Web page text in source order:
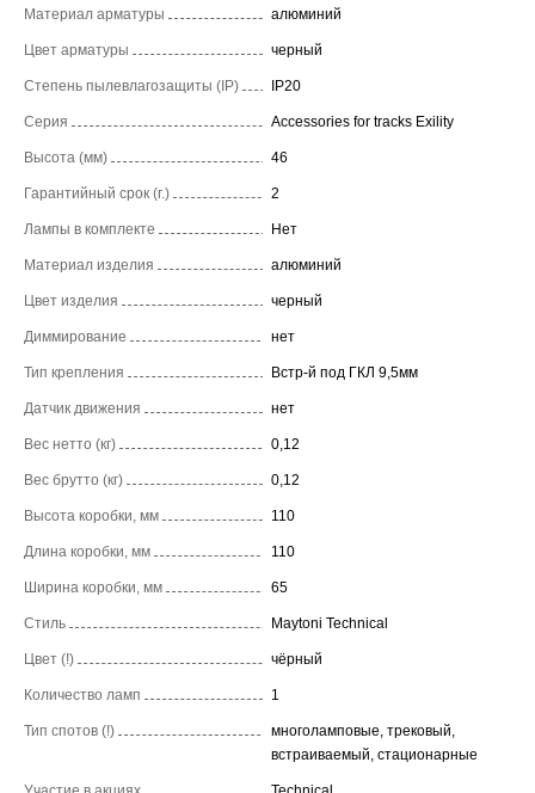
Материал арматуры алюминий
Цвет арматуры черный
Степень пылевлагозащиты (IP) IP20
Серия Accessories for tracks Exility
Высота (мм) 46
Гарантийный срок (г.) 2
Лампы в комплекте Нет
Материал изделия алюминий
Цвет изделия черный
Диммирование нет
Тип крепления Встр-й под ГКЛ 9,5мм
Датчик движения нет
Вес нетто (кг) 0,12
Вес брутто (кг) 0,12
Высота коробки, мм 110
Длина коробки, мм 110
Ширина коробки, мм 65
Стиль Maytoni Technical
Цвет (!) чёрный
Количество ламп 1
Тип спотов (!)
многоламповые, трековый,
встраиваемый, стационарные